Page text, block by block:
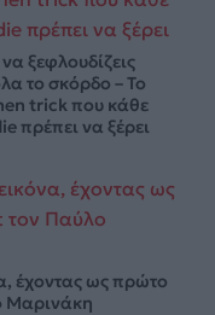
ξεφλουδίζεις
το σκόρδο – Το
trick που κάθε
πρέπει να ξέρει
έχοντας ως πρώτο
Μαρινάκη